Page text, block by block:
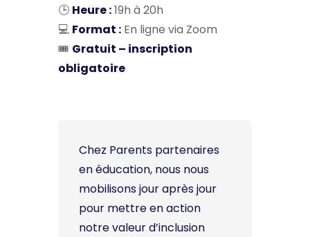
🕒 Heure :19h à 20h
💻 Format : En ligne via Zoom
🎟️ Gratuit – inscription
obligatoire
Chez Parents partenaires
en éducation, nous nous
mobilisons jour après jour
pour mettre en action
notre valeur d’inclusion